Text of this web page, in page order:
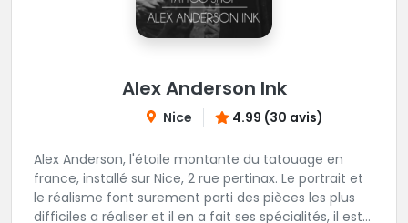
Alex Anderson Ink
Nice 4.99 (30 avis)
Alex Anderson, l'étoile montante du tatouage en
france, installé sur Nice, 2 rue pertinax. Le portrait et
le réalisme font surement parti des pièces les plus
difficiles a réaliser et il en a fait ses spécialités, il est